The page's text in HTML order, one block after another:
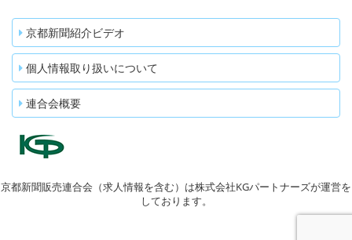
京都新聞紹介ビデオ
個人情報取り扱いについて
連合会概要
京都新聞販売連合会（求人情報を含む）は株式会社KGパートナーズが運営を
しております。